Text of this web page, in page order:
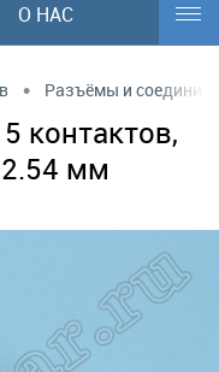
О НАС
• Разъёмы и
контактов,
2.54 мм